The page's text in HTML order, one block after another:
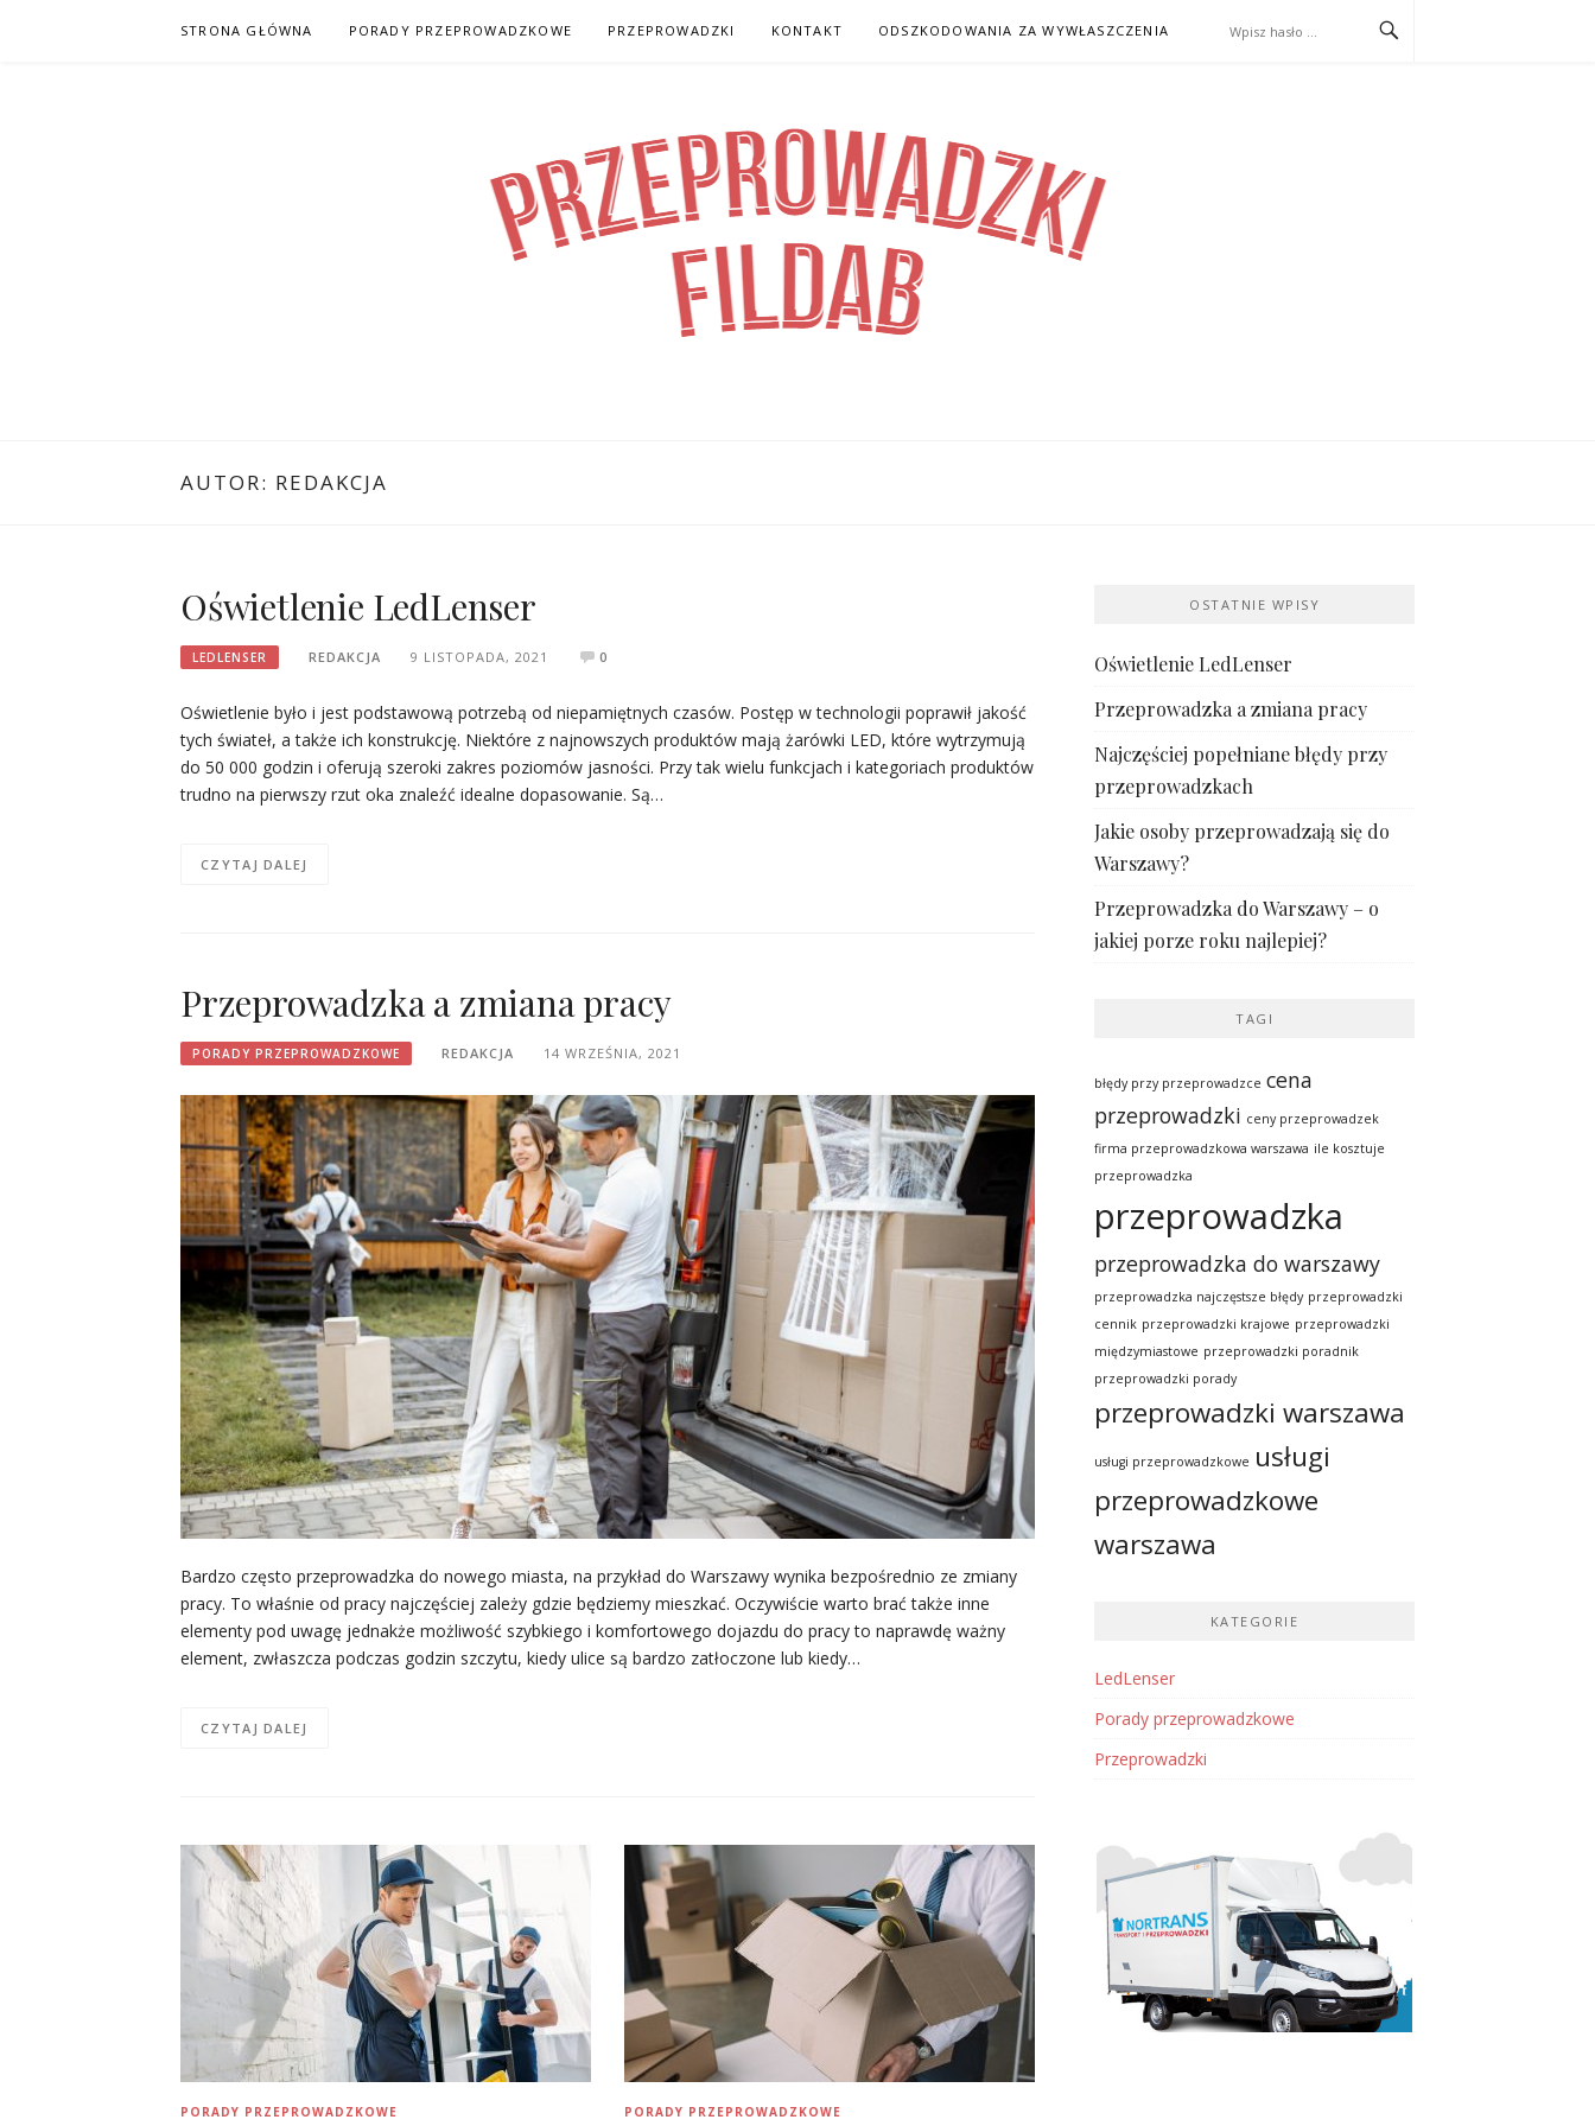
STRONA GŁÓWNA PORADY PRZEPROWADZKOWE PRZEPROWADZKI KONTAKT ODSZKODOWANIA ZA WYWŁASZCZENIA
AUTOR: REDAKCJA
Oświetlenie LedLenser
LEDLENSER REDAKCJA 9 LISTOPADA, 2021 0
Oświetlenie było i jest podstawową potrzebą od niepamiętnych czasów. Postęp w technologii poprawił jakość
tych świateł, a także ich konstrukcję. Niektóre z najnowszych produktów mają żarówki LED, które wytrzymują
do 50 000 godzin i oferują szeroki zakres poziomów jasności. Przy tak wielu funkcjach i kategoriach produktów
trudno na pierwszy rzut oka znaleźć idealne dopasowanie. Są…
CZYTAJ DALEJ
Przeprowadzka a zmiana pracy
PORADY PRZEPROWADZKOWE REDAKCJA 14 WRZEŚNIA, 2021
Bardzo często przeprowadzka do nowego miasta, na przykład do Warszawy wynika bezpośrednio ze zmiany
pracy. To właśnie od pracy najczęściej zależy gdzie będziemy mieszkać. Oczywiście warto brać także inne
elementy pod uwagę jednakże możliwość szybkiego i komfortowego dojazdu do pracy to naprawdę ważny
element, zwłaszcza podczas godzin szczytu, kiedy ulice są bardzo zatłoczone lub kiedy…
CZYTAJ DALEJ
PORADY PRZEPROWADZKOWE PORADY PRZEPROWADZKOWE
OSTATNIE WPISY
Oświetlenie LedLenser
Przeprowadzka a zmiana pracy
Najczęściej popełniane błędy przy
przeprowadzkach
Jakie osoby przeprowadzają się do
Warszawy?
Przeprowadzka do Warszawy – o
jakiej porze roku najlepiej?
TAGI
błędy przy przeprowadzce cena
przeprowadzki ceny przeprowadzek
firma przeprowadzkowa warszawa ile kosztuje
przeprowadzka
przeprowadzka
przeprowadzka do warszawy
przeprowadzka najczęstsze błędy przeprowadzki
cennik przeprowadzki krajowe przeprowadzki
międzymiastowe przeprowadzki poradnik
przeprowadzki porady
przeprowadzki warszawa
usługi przeprowadzkowe usługi
przeprowadzkowe
warszawa
KATEGORIE
LedLenser
Porady przeprowadzkowe
Przeprowadzki